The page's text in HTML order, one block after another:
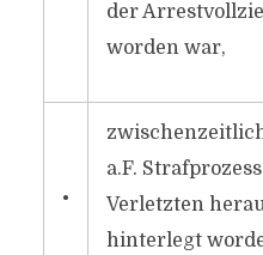
der
worden war,
•
a.F.
Verletzten
hinterlegt